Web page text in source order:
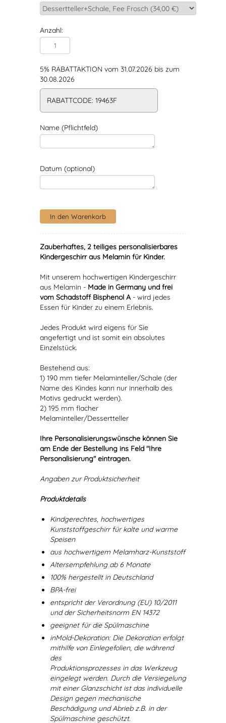
Anzahl:
5% RABATTAKTION vom 31.07.2026 bis zum
30.08.2026
RABATTCODE: 19463F
Name (Pflichtfeld)
Datum (optional)
Zauberhaftes, 2 teiliges personalisierbares
Kindergeschirr aus Melamin für Kinder.
Mit unserem hochwertigen Kindergeschirr
aus Melamin - Made in Germany und frei
vom Schadstoff Bisphenol A- wird jedes
Essen für Kinder zu einem Erlebnis.
Jedes Produkt wird eigens für Sie
angefertigt und ist somit ein absolutes
Einzelstück.
Bestehend aus:
1) 190 mm tiefer Melaminteller/Schale (der
Name des Kindes kann nur innerhalb des
Motivs gedruckt werden).
2) 195 mm flacher
Melaminteller/Dessertteller
Ihre Personalisierungswünsche können Sie
am Ende der Bestellung ins Feld "Ihre
Personalisierung" eintragen.
Angaben zur Produktsicherheit
Produktdetails
Kindgerechtes, hochwertiges
Kunststoffgeschirr für kalte und warme
Speisen
aus hochwertigem Melamharz-Kunststoff
Altersempfehlung ab 6 Monate
100% hergestellt in Deutschland
BPA-frei
entspricht der Verordnung (EU) 10/2011
und der Sicherheitsnorm EN 14372
geeignet für die Spülmaschine
inMold-Dekoration: Die Dekoration erfolgt
mithilfe von Einlegefolien, die während
des
Produktionsprozesses in das Werkzeug
eingelegt werden. Durch die Versiegelung
mit einer Glanzschicht ist das individuelle
Design gegen mechanische
Beschädigung und Abrieb z.B. in der
Spülmaschine geschützt.